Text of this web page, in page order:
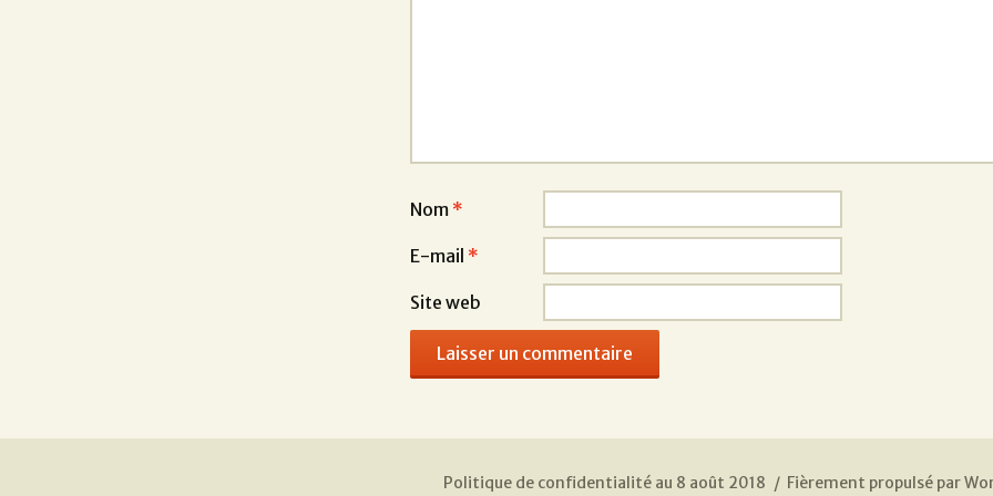
Nom *
E-mail *
Site web
Politique de confidentialité au 8 août 2018 Fièrement propulsé par